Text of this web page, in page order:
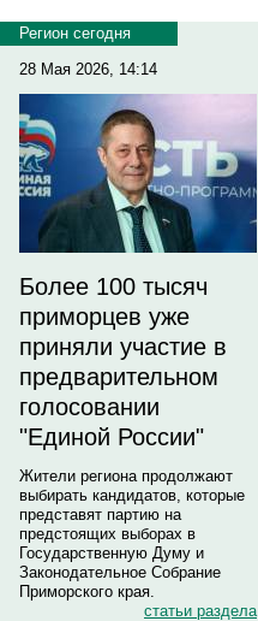
Регион сегодня
28 Мая 2026, 14:14
Более 100 тысяч
приморцев уже
приняли участие в
предварительном
голосовании
"Единой России"
Жители региона продолжают
выбирать кандидатов, которые
представят партию на
предстоящих выборах в
Государственную Думу и
Законодательное Собрание
Приморского края.
статьи раздела